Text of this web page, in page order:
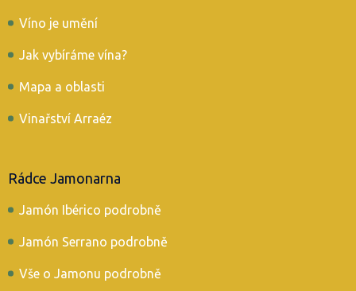
Víno je umění
Jak vybíráme vína?
Mapa a oblasti
Vinařství Arraéz
Rádce Jamonarna
Jamón Ibérico podrobně
Jamón Serrano podrobně
Vše o Jamonu podrobně